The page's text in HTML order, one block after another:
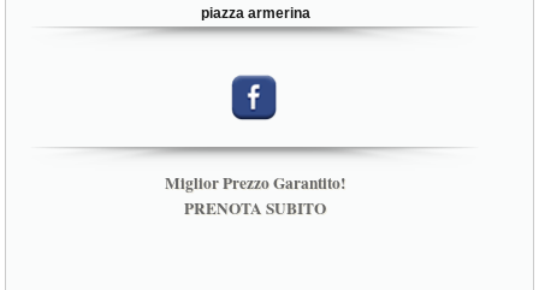
piazza armerina
Miglior Prezzo Garantito!
PRENOTA SUBITO